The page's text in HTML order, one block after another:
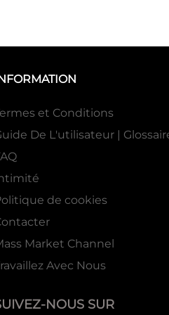
et Conditions
De L'utilisateur |
de cookies
Market Channel
Avec Nous
NOUS SUR